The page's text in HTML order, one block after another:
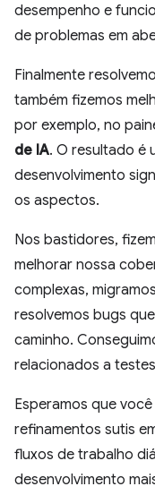
desempenho e
de problemas em
Finalmente
também fizemos
por exemplo, no
de IA. O resultado é
desenvolvimento
os aspectos.
Nos bastidores,
melhorar nossa
complexas,
resolvemos bugs
caminho.
relacionados a
Esperamos que
refinamentos sutis
fluxos de trabalho
desenvolvimento